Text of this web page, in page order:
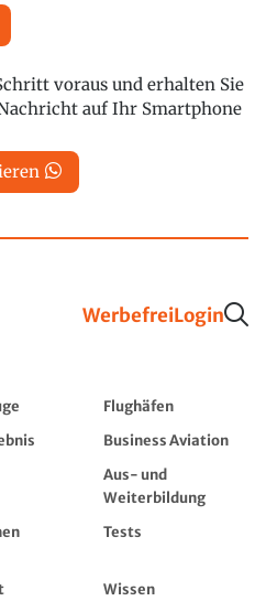
voraus und erhalten Sie
auf Ihr Smartphone
WerbefreiLogin
Flughäfen
Business Aviation
Aus- und
Weiterbildung
Tests
Wissen